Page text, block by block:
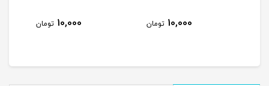
10,000 تومان 10,000 تومان